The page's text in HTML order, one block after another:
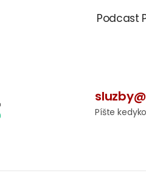
Podcast
Píšte